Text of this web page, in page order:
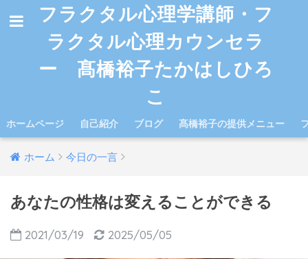
フラクタル心理学講師・フ
ラクタル心理カウンセラ
ー 髙橋裕子たかはしひろ
こ
ホームページ 自己紹介 ブログ 髙橋裕子の提供メニュー
ホーム 今日の一言
あなたの性格は変えることができる
2021/03/19 2025/05/05